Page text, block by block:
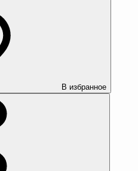
В избранное